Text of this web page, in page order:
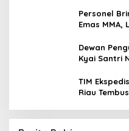
Personel
Emas
Dewan
Kyai Santri
audiensi ke
Politik
TIM
Riau